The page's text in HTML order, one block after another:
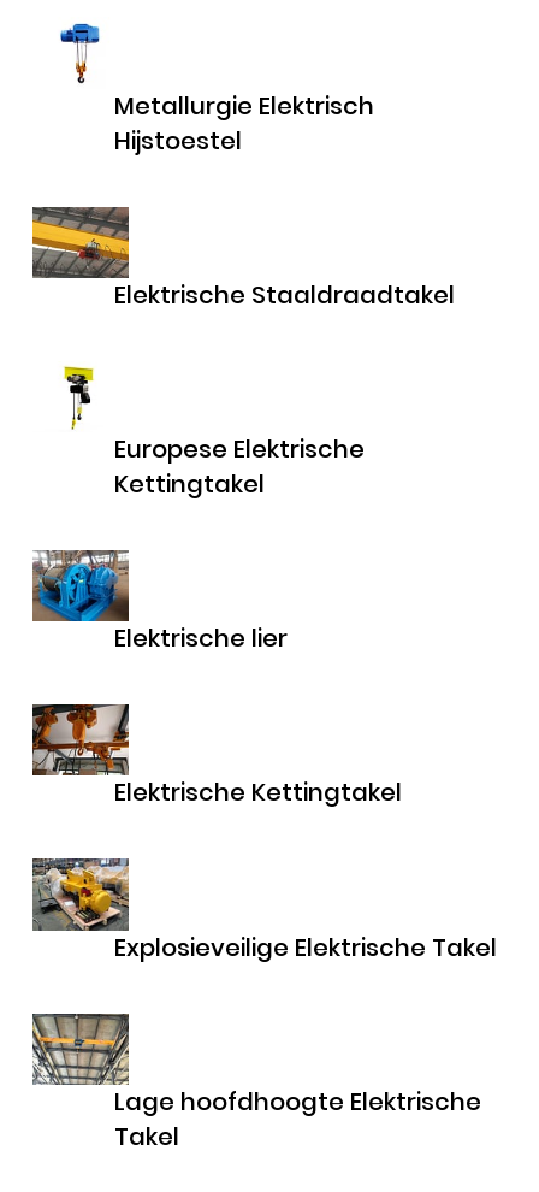
Metallurgie Elektrisch
Hijstoestel
Elektrische Staaldraadtakel
Europese Elektrische
Kettingtakel
Elektrische lier
Elektrische Kettingtakel
Explosieveilige Elektrische Takel
Lage hoofdhoogte Elektrische
Takel